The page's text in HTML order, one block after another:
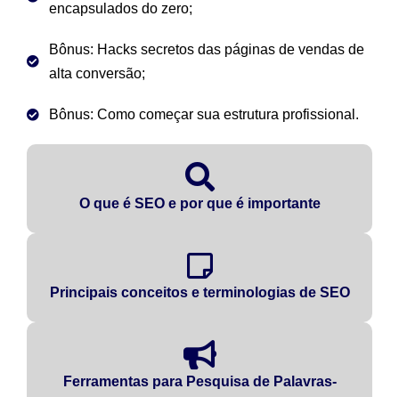
encapsulados do zero;
Bônus: Hacks secretos das páginas de vendas de
alta conversão;
Bônus: Como começar sua estrutura profissional.
O que é SEO e por que é importante
Principais conceitos e terminologias de SEO
Ferramentas para Pesquisa de Palavras-